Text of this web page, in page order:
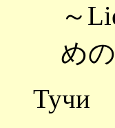
～
め
Тучи